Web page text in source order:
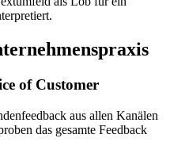
of Customer
aus allen Kanälen
das gesamte Feedback